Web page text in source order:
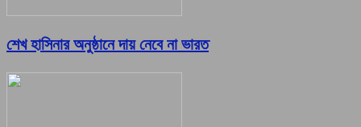
শেখ হাসিনার অনুষ্ঠানে দায় নেবে না ভারত